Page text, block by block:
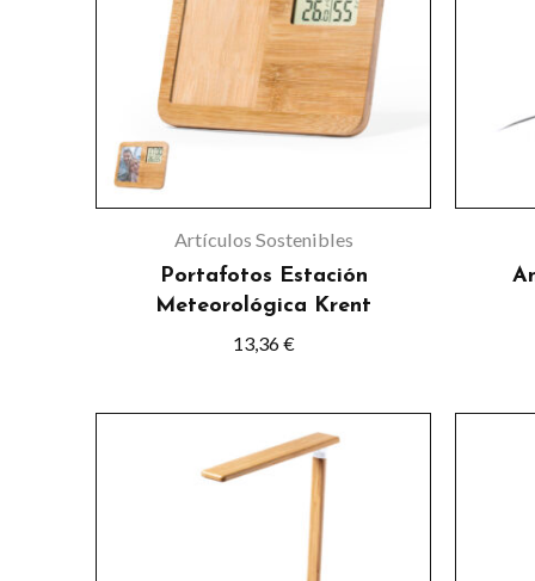
Artículos Sostenibles
Portafotos Estación
Meteorológica Krent
13,36€